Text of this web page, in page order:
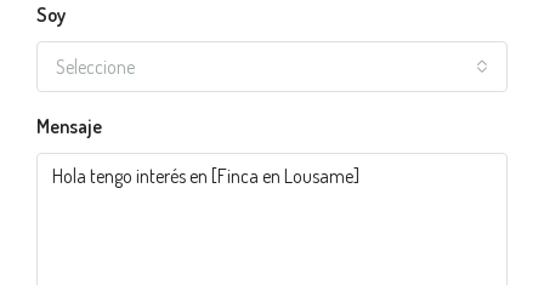
Soy
Seleccione
Mensaje